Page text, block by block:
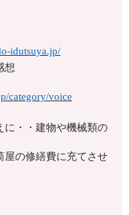
idutsuya.jp/
想
category/voice
に・・建物や機械類の
屋の修繕費に充てさせ